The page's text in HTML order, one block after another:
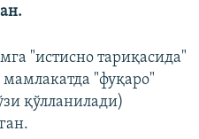
"истисно тариқасида"
"фуқаро"
қўлланилади)